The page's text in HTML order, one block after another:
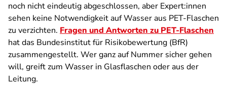
noch nicht eindeutig abgeschlossen, aber Expert:innen
sehen keine Notwendigkeit auf Wasser aus PET-Flaschen
zu verzichten. Fragen und Antworten zu PET-Flaschen
hat das Bundesinstitut für Risikobewertung (BfR)
zusammengestellt. Wer ganz auf Nummer sicher gehen
will, greift zum Wasser in Glasflaschen oder aus der
Leitung.